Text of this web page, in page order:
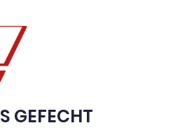
GEFECHT